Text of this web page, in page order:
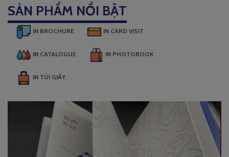
SẢN PHẨM NỔI BẬT
IN BROCHURE IN CARD VISIT
IN CATALOGUE IN PHOTOBOOK
IN TÚI GIẤY